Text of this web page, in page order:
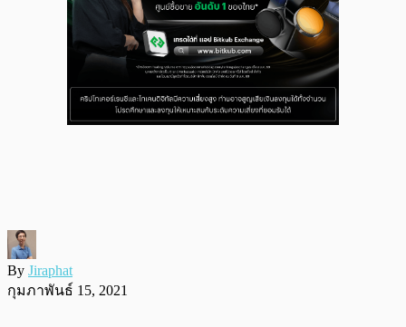
By Jiraphat
กุมภาพันธ์ 15, 2021